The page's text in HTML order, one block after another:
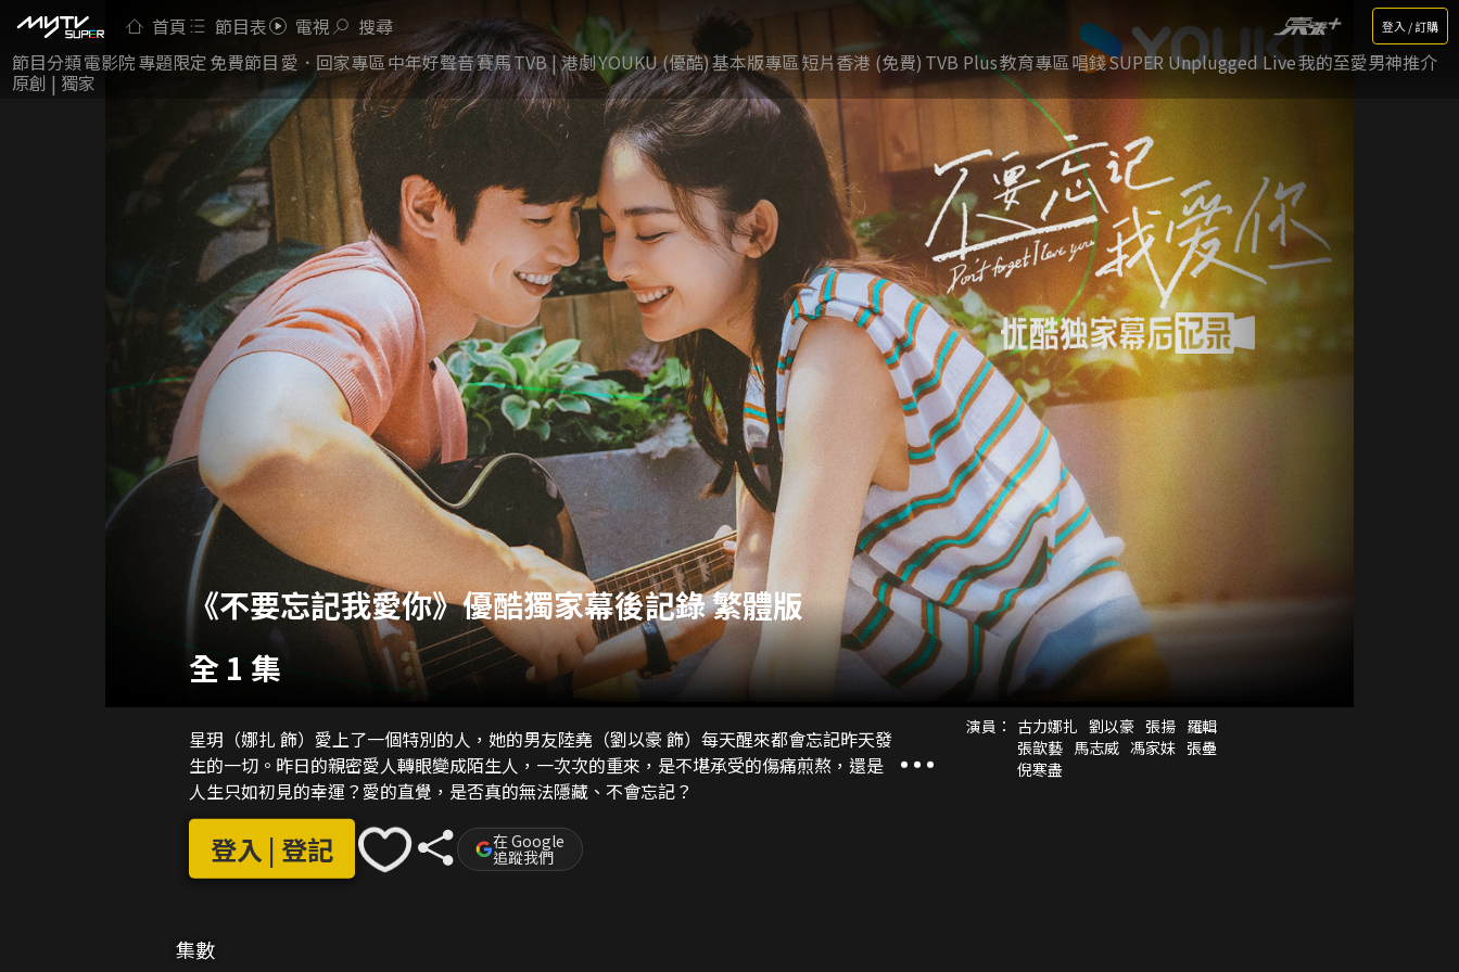
首頁 節目表 電視 搜尋 登入 / 訂購
節目分類電影院專題限定免費節目 愛．回家專區中年好聲音賽馬TVB | 港劇YOUKU (優酷)基本版專區短片香港 (免費) TVB Plus教育專區唱錢SUPER Unplugged Live我的至愛男神推介
原創 | 獨家
《不要忘記我愛你》優酷獨家幕後記錄 繁體版
全 1 集
星玥（娜扎 飾）愛上了一個特別的人，她的男友陸堯（劉以豪 飾）每天醒來都會忘記昨天發
生的一切。昨日的親密愛人轉眼變成陌生人，一次次的重來，是不堪承受的傷痛煎熬，還是
人生只如初見的幸運？愛的直覺，是否真的無法隱藏、不會忘記？
登入 | 登記 在 Google
追蹤我們
演員： 古力娜扎 劉以豪 張揚 羅輯
張歆藝 馬志威 馮家妹 張壘
倪寒盡
集數